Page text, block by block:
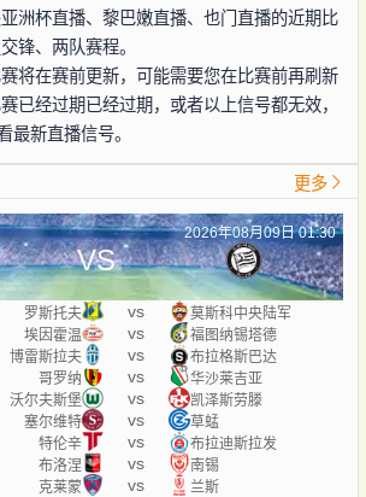
洲杯直播、黎巴嫩直播、也门直播的近期比
锋、两队赛程。
赛将在赛前更新，可能需要您在比赛前再刷新
已经过期已经过期，或者以上信号都无效，
最新直播信号。
更多
2026年08月09日 01:30
VS
罗斯托夫 vs
莫斯科中央陆军
埃因霍温 vs
福图纳锡塔德
博雷斯拉夫 vs
布拉格斯巴达
哥罗纳 vs
华沙莱吉亚
沃尔夫斯堡 vs
凯泽斯劳滕
塞尔维特 vs
草蜢
特伦辛 vs
布拉迪斯拉发
布洛涅 vs
南锡
克莱蒙 vs 兰斯